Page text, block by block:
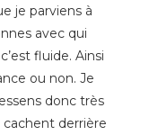
je parviens à
avec qui
fluide. Ainsi
ou non. Je
donc très
cachent derrière